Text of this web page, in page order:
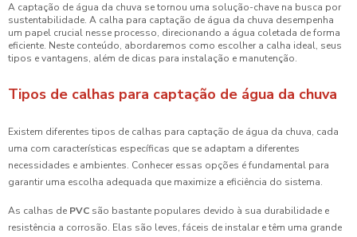
A captação de água da chuva se tornou uma solução-chave na busca por
sustentabilidade. A calha para captação de água da chuva desempenha
um papel crucial nesse processo, direcionando a água coletada de forma
eficiente. Neste conteúdo, abordaremos como escolher a calha ideal, seus
tipos e vantagens, além de dicas para instalação e manutenção.
Tipos de calhas para captação de água da chuva
Existem diferentes tipos de calhas para captação de água da chuva, cada
uma com características específicas que se adaptam a diferentes
necessidades e ambientes. Conhecer essas opções é fundamental para
garantir uma escolha adequada que maximize a eficiência do sistema.
As calhas de PVC são bastante populares devido à sua durabilidade e
resistência a corrosão. Elas são leves, fáceis de instalar e têm uma grande